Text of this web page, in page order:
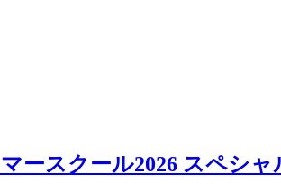
ースクール2026 スペシ